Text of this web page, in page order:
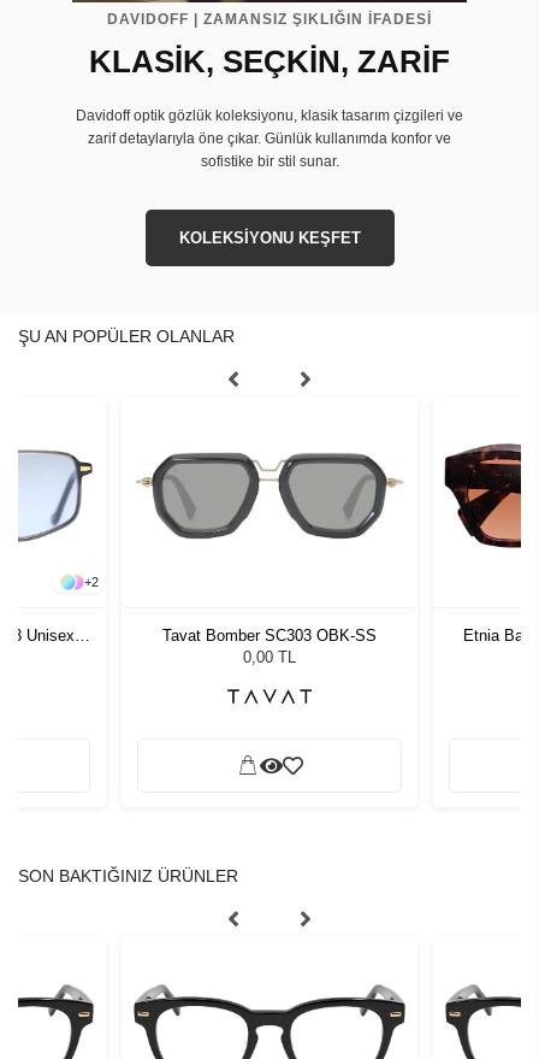
DAVIDOFF | ZAMANSIZ ŞIKLIĞIN İFADESİ
KLASİK, SEÇKİN, ZARİF
Davidoff optik gözlük koleksiyonu, klasik tasarım çizgileri ve
zarif detaylarıyla öne çıkar. Günlük kullanımda konfor ve
sofistike bir stil sunar.
KOLEKSİYONU KEŞFET
ŞU AN POPÜLER OLANLAR
+2
3 Unisex
Tavat Bomber SC303 OBK-SS
0,00 TL
Etnia
SON BAKTIĞINIZ ÜRÜNLER